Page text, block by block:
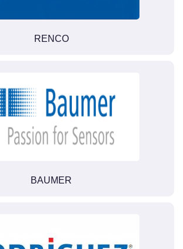
RENCO
BAUMER